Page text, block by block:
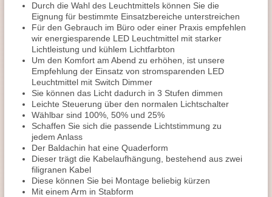
Durch die Wahl des Leuchtmittels können Sie die
Eignung für bestimmte Einsatzbereiche unterstreichen
Für den Gebrauch im Büro oder einer Praxis empfehlen
wir energiesparende LED Leuchtmittel mit starker
Lichtleistung und kühlem Lichtfarbton
Um den Komfort am Abend zu erhöhen, ist unsere
Empfehlung der Einsatz von stromsparenden LED
Leuchtmittel mit Switch Dimmer
Sie können das Licht dadurch in 3 Stufen dimmen
Leichte Steuerung über den normalen Lichtschalter
Wählbar sind 100%, 50% und 25%
Schaffen Sie sich die passende Lichtstimmung zu
jedem Anlass
Der Baldachin hat eine Quaderform
Dieser trägt die Kabelaufhängung, bestehend aus zwei
filigranen Kabel
Diese können Sie bei Montage beliebig kürzen
Mit einem Arm in Stabform